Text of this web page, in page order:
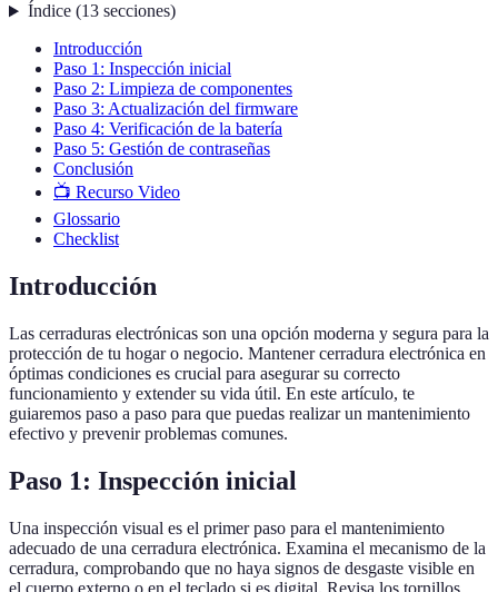
Índice(13 secciones)
Introducción
Paso 1: Inspección inicial
Paso 2: Limpieza de componentes
Paso 3: Actualización del firmware
Paso 4: Verificación de la batería
Paso 5: Gestión de contraseñas
Conclusión
📺 Recurso Video
Glossario
Checklist
Introducción
Las cerraduras electrónicas son una opción moderna y segura para la
protección de tu hogar o negocio. Mantener cerradura electrónica en
óptimas condiciones es crucial para asegurar su correcto
funcionamiento y extender su vida útil. En este artículo, te
guiaremos paso a paso para que puedas realizar un mantenimiento
efectivo y prevenir problemas comunes.
Paso 1: Inspección inicial
Una inspección visual es el primer paso para el mantenimiento
adecuado de una cerradura electrónica. Examina el mecanismo de la
cerradura, comprobando que no haya signos de desgaste visible en
el cuerpo externo o en el teclado si es digital. Revisa los tornillos